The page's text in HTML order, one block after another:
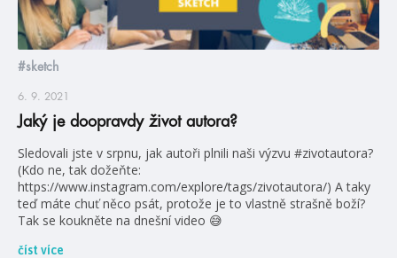
#sketch
6. 9. 2021
Jaký je doopravdy život autora?
Sledovali jste v srpnu, jak autoři plnili naši výzvu #zivotautora?
(Kdo ne, tak dožeňte:
https://www.instagram.com/explore/tags/zivotautora/) A taky
teď máte chuť něco psát, protože je to vlastně strašně boží?
Tak se koukněte na dnešní video 😅
číst více